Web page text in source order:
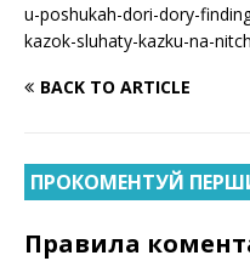
u-poshukah-dori-dory-
kazok-sluhaty-kazku-na-
BACK TO ARTICLE
ПРОКОМЕНТУЙ
Правила